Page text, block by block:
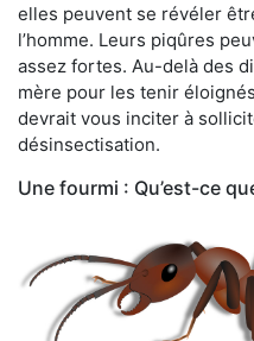
elles peuvent se révéler
l’homme. Leurs piqûres
assez fortes. Au-delà des
mère pour les tenir
devrait vous inciter à
désinsectisation.
Une fourmi : Qu’est-ce